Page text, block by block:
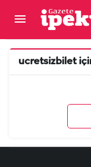
ucretsizbilet